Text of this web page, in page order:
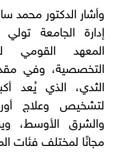
وأشار الدكتور محمد
إدارة الجامعة تولي
المعهد القومي
التخصصية، وفي
الثدي، الذي يُعد
لتشخيص وعلاج
والشرق الأوسط،
مجانًا لمختلف فئات